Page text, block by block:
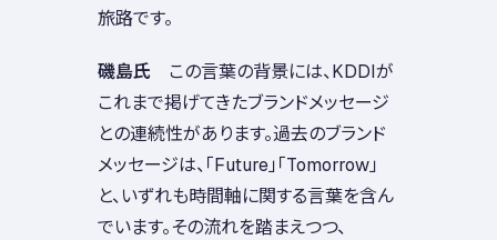
旅路です。
磯島氏 この言葉の背景には、KDDIが
これまで掲げてきたブランドメッセージ
との連続性があります。過去のブランド
メッセージは、「Future」「Tomorrow」
と、いずれも時間軸に関する言葉を含ん
でいます。その流れを踏まえつつ、